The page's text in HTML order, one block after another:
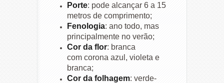
Porte: pode alcançar 6 a 15
metros de comprimento;
Fenologia: ano todo, mas
principalmente no verão;
Cor da flor: branca
com corona azul, violeta e
branca;
Cor da folhagem: verde-